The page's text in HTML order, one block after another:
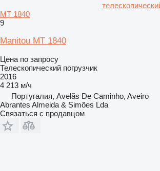
MT 1840
9
Manitou MT 1840
Цена по запросу
Телескопический погрузчик
2016
4 213 м/ч
Португалия, Avelãs De Caminho, Aveiro
Abrantes Almeida & Simões Lda
Связаться с продавцом